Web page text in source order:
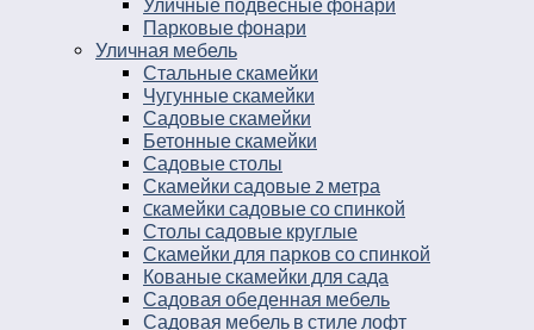
Уличные подвесные фонари
Парковые фонари
Уличная мебель
Стальные скамейки
Чугунные скамейки
Садовые скамейки
Бетонные скамейки
Садовые столы
Скамейки садовые 2 метра
Cкамейки садовые со спинкой
Столы садовые круглые
Скамейки для парков со спинкой
Кованые скамейки для сада
Садовая обеденная мебель
Садовая мебель в стиле лофт